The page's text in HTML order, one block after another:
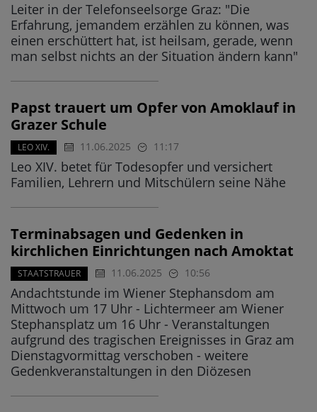
Leiter in der Telefonseelsorge Graz: "Die
Erfahrung, jemandem erzählen zu können, was
einen erschüttert hat, ist heilsam, gerade, wenn
man selbst nichts an der Situation ändern kann"
Papst trauert um Opfer von Amoklauf in
Grazer Schule
LEO XIV. 11.06.2025 11:17
Leo XIV. betet für Todesopfer und versichert
Familien, Lehrern und Mitschülern seine Nähe
Terminabsagen und Gedenken in
kirchlichen Einrichtungen nach Amoktat
STAATSTRAUER 11.06.2025 10:56
Andachtstunde im Wiener Stephansdom am
Mittwoch um 17 Uhr - Lichtermeer am Wiener
Stephansplatz um 16 Uhr - Veranstaltungen
aufgrund des tragischen Ereignisses in Graz am
Dienstagvormittag verschoben - weitere
Gedenkveranstaltungen in den Diözesen